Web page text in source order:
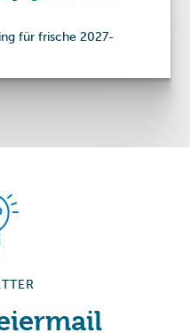
für frische 2027-